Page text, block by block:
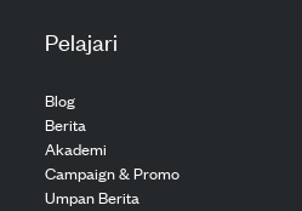
Pelajari
Blog
Berita
Akademi
Campaign & Promo
Umpan Berita